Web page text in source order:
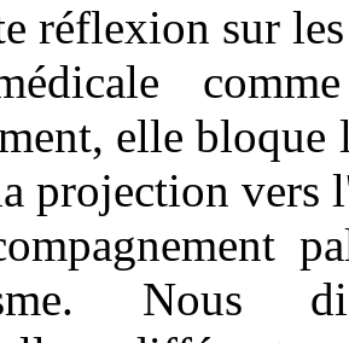
réflexion sur
elle bloque
projection vers
Nous